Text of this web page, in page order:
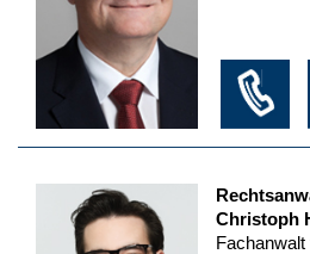
Christoph